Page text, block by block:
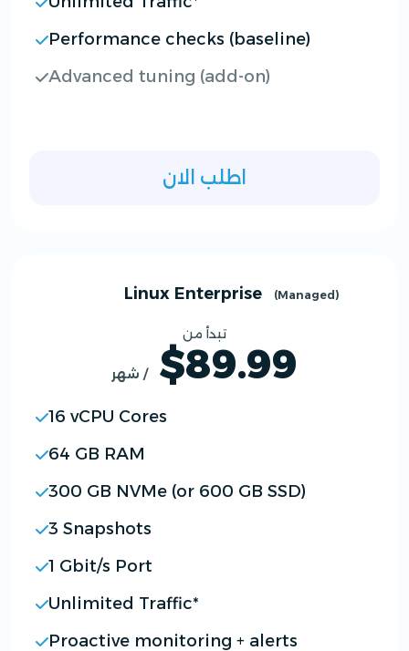
Performance checks (baseline)
Advanced tuning (add-on)
اطلب الان
Linux Enterprise (Managed)
تبدأ من
$89.99 / شهر
16 vCPU Cores
64 GB RAM
300 GB NVMe (or 600 GB SSD)
3 Snapshots
1 Gbit/s Port
Unlimited Traffic*
Proactive monitoring + alerts